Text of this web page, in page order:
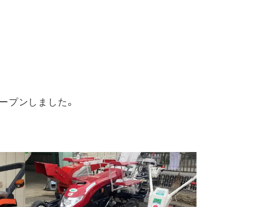
プンしました。